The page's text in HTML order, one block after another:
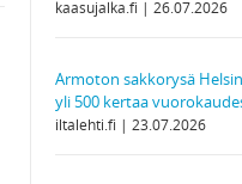
kaasujalka.fi 26.07.2026
Armoton sakkorysä
yli 500 kertaa
iltalehti.fi 23.07.2026